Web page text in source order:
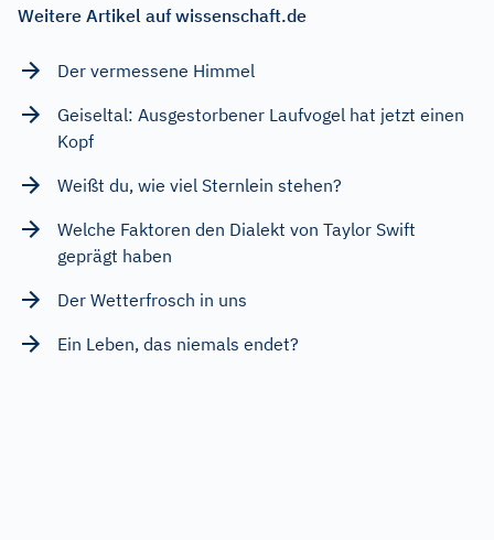
Weitere Artikel auf wissenschaft.de
Der vermessene Himmel
Geiseltal: Ausgestorbener Laufvogel hat jetzt einen
Kopf
Weißt du, wie viel Sternlein stehen?
Welche Faktoren den Dialekt von Taylor Swift
geprägt haben
Der Wetterfrosch in uns
Ein Leben, das niemals endet?